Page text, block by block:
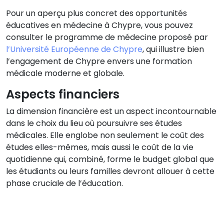
Pour un aperçu plus concret des opportunités
éducatives en médecine à Chypre, vous pouvez
consulter le programme de médecine proposé par
l’Université Européenne de Chypre, qui illustre bien
l’engagement de Chypre envers une formation
médicale moderne et globale.
Aspects financiers
La dimension financière est un aspect incontournable
dans le choix du lieu où poursuivre ses études
médicales. Elle englobe non seulement le coût des
études elles-mêmes, mais aussi le coût de la vie
quotidienne qui, combiné, forme le budget global que
les étudiants ou leurs familles devront allouer à cette
phase cruciale de l’éducation.